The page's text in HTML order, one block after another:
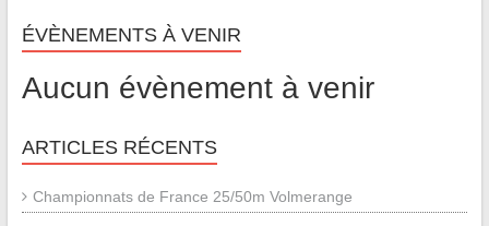
ÉVÈNEMENTS À VENIR
Aucun évènement à venir
ARTICLES RÉCENTS
Championnats de France 25/50m Volmerange